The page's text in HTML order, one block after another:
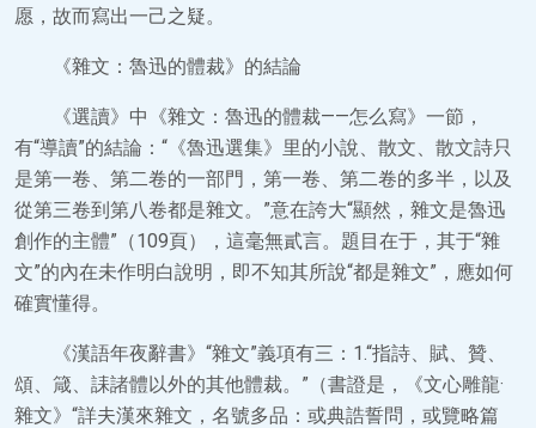
愿，故而寫出一己之疑。
《雜文：魯迅的體裁》的結論
《選讀》中《雜文：魯迅的體裁——怎么寫》一節，
有“導讀”的結論：“《魯迅選集》里的小說、散文、散文詩只
是第一卷、第二卷的一部門，第一卷、第二卷的多半，以及
從第三卷到第八卷都是雜文。”意在誇大“顯然，雜文是魯迅
創作的主體”（109頁），這毫無貳言。題目在于，其于“雜
文”的內在未作明白說明，即不知其所說“都是雜文”，應如何
確實懂得。
《漢語年夜辭書》“雜文”義項有三：1.“指詩、賦、贊、
頌、箴、誄諸體以外的其他體裁。”（書證是，《文心雕龍·
雜文》“詳夫漢來雜文，名號多品：或典誥誓問，或覽略篇